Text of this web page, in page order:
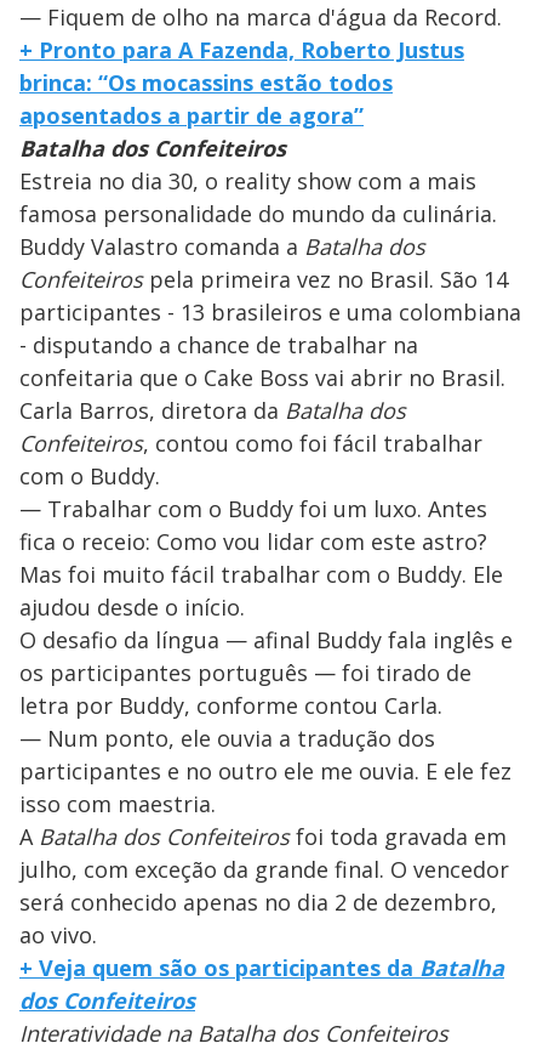
— Fiquem de olho na marca d'água da Record.
+ Pronto para A Fazenda, Roberto Justus
brinca: “Os mocassins estão todos
aposentados a partir de agora”
Batalha dos Confeiteiros
Estreia no dia 30, o reality show com a mais
famosa personalidade do mundo da culinária.
Buddy Valastro comanda a Batalha dos
Confeiteirospela primeira vez no Brasil. São 14
participantes - 13 brasileiros e uma colombiana
- disputando a chance de trabalhar na
confeitaria que o Cake Boss vai abrir no Brasil.
Carla Barros, diretora da Batalha dos
Confeiteiros, contou como foi fácil trabalhar
com o Buddy.
— Trabalhar com o Buddy foi um luxo. Antes
fica o receio: Como vou lidar com este astro?
Mas foi muito fácil trabalhar com o Buddy. Ele
ajudou desde o início.
O desafio da língua — afinal Buddy fala inglês e
os participantes português — foi tirado de
letra por Buddy, conforme contou Carla.
— Num ponto, ele ouvia a tradução dos
participantes e no outro ele me ouvia. E ele fez
isso com maestria.
A Batalha dos Confeiteirosfoi toda gravada em
julho, com exceção da grande final. O vencedor
será conhecido apenas no dia 2 de dezembro,
ao vivo.
+ Veja quem são os participantes da Batalha
dos Confeiteiros
Interatividade na Batalha dos Confeiteiros